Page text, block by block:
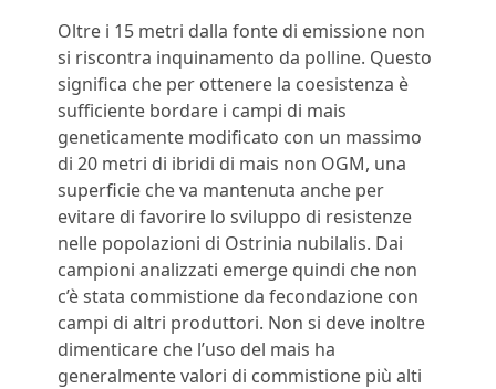
Oltre i 15 metri dalla fonte di emissione non
si riscontra inquinamento da polline. Questo
significa che per ottenere la coesistenza è
sufficiente bordare i campi di mais
geneticamente modificato con un massimo
di 20 metri di ibridi di mais non OGM, una
superficie che va mantenuta anche per
evitare di favorire lo sviluppo di resistenze
nelle popolazioni di Ostrinia nubilalis. Dai
campioni analizzati emerge quindi che non
c’è stata commistione da fecondazione con
campi di altri produttori. Non si deve inoltre
dimenticare che l’uso del mais ha
generalmente valori di commistione più alti